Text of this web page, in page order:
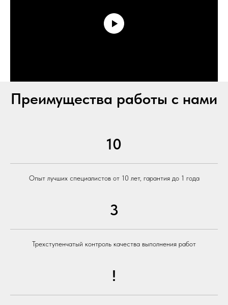
Преимущества работы с нами
10
Опыт лучших специалистов от 10 лет, гарантия до 1 года
3
Трехступенчатый контроль качества выполнения работ
!